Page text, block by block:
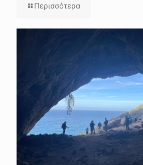
Περισσότερα